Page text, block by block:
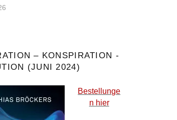
– KONSPIRATION -
(JUNI 2024)
Bestellunge
n hier